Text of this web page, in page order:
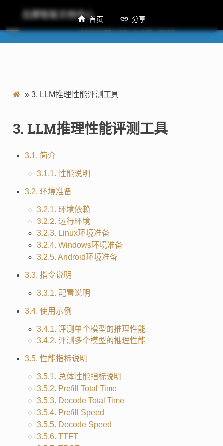
后摩智能文档中心
M50 模型性能评测工具用户指南
» 3. LLM推理性能评测工具
3. LLM推理性能评测工具
3.1. 简介
3.1.1. 性能说明
3.2. 环境准备
3.2.1. 环境依赖
3.2.2. 运行环境
3.2.3. Linux环境准备
3.2.4. Windows环境准备
3.2.5. Android环境准备
3.3. 指令说明
3.3.1. 配置说明
3.4. 使用示例
3.4.1. 评测单个模型的推理性能
3.4.2. 评测多个模型的推理性能
3.5. 性能指标说明
3.5.1. 总体性能指标说明
3.5.2. Prefill Total Time
3.5.3. Decode Total Time
3.5.4. Prefill Speed
3.5.5. Decode Speed
3.5.6. TTFT
首页 分享